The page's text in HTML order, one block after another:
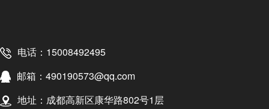
电话：15008492495
邮箱：490190573@qq.com
地址：成都高新区康华路802号1层